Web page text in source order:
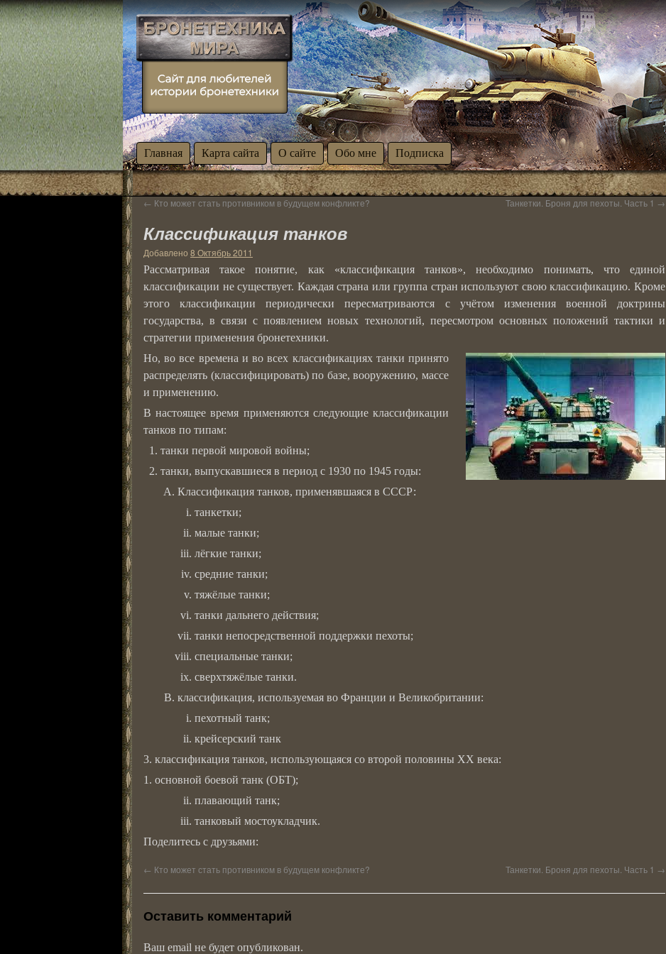
Главная Карта сайта О сайте Обо мне Подписка
← Кто может стать противником в будущем конфликте? Танкетки. Броня для пехоты. Часть 1 →
Классификация танков
Добавлено 8 Октябрь 2011
Рассматривая такое понятие, как «классификация танков», необходимо понимать, что единой
классификации не существует. Каждая страна или группа стран используют свою классификацию. Кроме
этого классификации периодически пересматриваются с учётом изменения военной доктрины
государства, в связи с появлением новых технологий, пересмотром основных положений тактики и
стратегии применения бронетехники.
Но, во все времена и во всех классификациях танки принято
распределять (классифицировать) по базе, вооружению, массе
и применению.
В настоящее время применяются следующие классификации
танков по типам:
танки первой мировой войны;
танки, выпускавшиеся в период с 1930 по 1945 годы:
Классификация танков, применявшаяся в СССР:
танкетки;
малые танки;
лёгкие танки;
средние танки;
тяжёлые танки;
танки дальнего действия;
танки непосредственной поддержки пехоты;
специальные танки;
сверхтяжёлые танки.
классификация, используемая во Франции и Великобритании:
пехотный танк;
крейсерский танк
3. классификация танков, использующаяся со второй половины XX века:
1. основной боевой танк (ОБТ);
плавающий танк;
танковый мостоукладчик.
Поделитесь с друзьями:
← Кто может стать противником в будущем конфликте? Танкетки. Броня для пехоты. Часть 1 →
Оставить комментарий
Ваш email не будет опубликован.